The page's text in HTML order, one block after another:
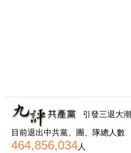
引發三退大潮
目前退出中共黨、團、隊總人數
464,856,034人